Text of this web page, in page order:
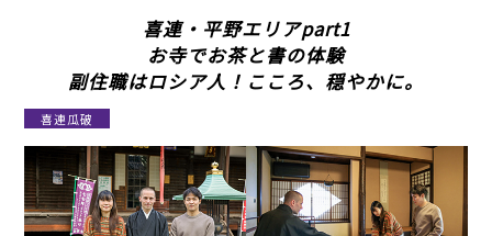
喜連・平野エリアpart1
お寺でお茶と書の体験
副住職はロシア人！こころ、穏やかに。
喜連瓜破